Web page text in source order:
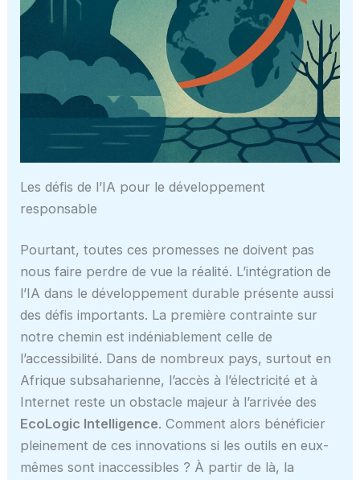
Les défis de l’IA pour le développement
responsable
Pourtant, toutes ces promesses ne doivent pas
nous faire perdre de vue la réalité. L’intégration de
l’IA dans le développement durable présente aussi
des défis importants. La première contrainte sur
notre chemin est indéniablement celle de
l’accessibilité. Dans de nombreux pays, surtout en
Afrique subsaharienne, l’accès à l’électricité et à
Internet reste un obstacle majeur à l’arrivée des
EcoLogic Intelligence. Comment alors bénéficier
pleinement de ces innovations si les outils en eux-
mêmes sont inaccessibles ? À partir de là, la